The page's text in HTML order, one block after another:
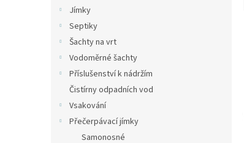
Jímky
Septiky
Šachty na vrt
Vodoměrné šachty
Příslušenství k nádržím
Čistírny odpadních vod
Vsakování
Přečerpávací jímky
Samonosné